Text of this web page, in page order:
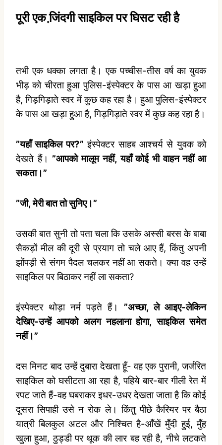
पूरी एक जि़ंदगी साइकिल पर घिसट रही है
तभी एक धक्‍का लगता है। एक पच्‍चीस-तीस वर्ष का युवक
भीड़ को चीरता हुआ पुलिस-इंस्‍पेक्‍टर के पास आ खड़ा हुआ
है, गिड़गिड़ाते स्‍वर में कुछ कह रहा है। हुआ पुलिस-इंस्‍पेक्‍टर
के पास आ खड़ा हुआ है, गिड़गिड़ाते स्‍वर में कुछ कह रहा है।
”यहाँ साइकिल पर?” इंस्‍पेक्‍टर साहब आश्‍चर्य से युवक को
देखते हैं।”आपको मालूम नहीं, यहाँ कोई भी वाहन नहीं आ
सकता।”
”जी, मेरी बात तो सुनिए।”
उसकी बात सुनी तो पता चला कि उसके अस्‍सी बरस के बाबा
सैकड़ों मील की दूरी से प्रयाग तो चले आए हैं, किंतु अपनी
झोंपड़ी से संगम पैदल चलकर नहीं आ सकते। क्‍या वह उन्‍हें
साइकिल पर बिठाकर नहीं ला सकता?
इंस्‍पेक्‍टर थोड़ा नर्म पड़ते हैं। ”अच्‍छा, ले आइए-लेकिन
देखिए-उन्‍हें आपको अलग नहलाना होगा, साइकिल समेत
नहीं।”
दस मिनट बाद उन्‍हें दुबारा देखता हूँ- वह एक पुरानी, जर्जरित
साइकिल को घसीटता आ रहा है, पहिये बार-बार गीली रेत में
रपट जाते हैं-वह घबराकर इधर-उधर देखता जाता है कि कोई
दूसरा सिपाही उसे न रोक ले। किंतु पीछे कैरियर पर बैठा
यात्री बिलकुल अटल और निश्चित है-आँखें मुँदी हुई, मुँह
खुला हुआ, ठुड्डी पर थूक की लार बह रही है, नीचे लटकते